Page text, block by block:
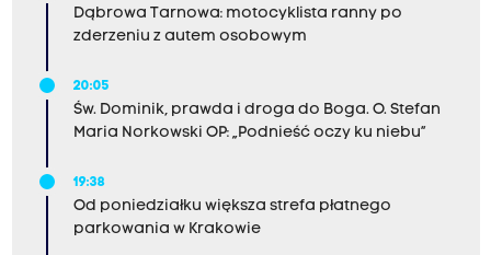
Dąbrowa Tarnowa: motocyklista ranny po
zderzeniu z autem osobowym
20:05
Św. Dominik, prawda i droga do Boga. O. Stefan
Maria Norkowski OP: „Podnieść oczy ku niebu”
19:38
Od poniedziałku większa strefa płatnego
parkowania w Krakowie